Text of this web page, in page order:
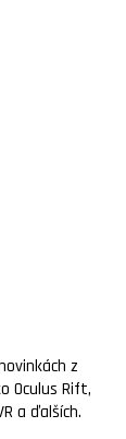
z
Oculus Rift,
a ďalších.